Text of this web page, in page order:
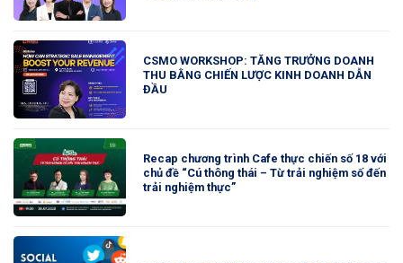
CSMO WORKSHOP: TĂNG TRƯỞNG DOANH
THU BẰNG CHIẾN LƯỢC KINH DOANH DẪN
ĐẦU
Recap chương trình Cafe thực chiến số 18 với
chủ đề “Cú thông thái – Từ trải nghiệm số đến
trải nghiệm thực”